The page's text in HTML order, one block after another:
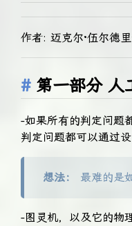
作者: 迈克尔·伍尔德
第一部分 人
-如果所有的判定问题
判定问题都可以通过
想法： 最难的是
-图灵机，以及它的物